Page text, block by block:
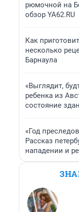
рюмочной на
обзор YA62.RU
Как
несколько
Барнаула
«Выглядит,
ребенка из
состояние
«Год
Рассказ
нападении и